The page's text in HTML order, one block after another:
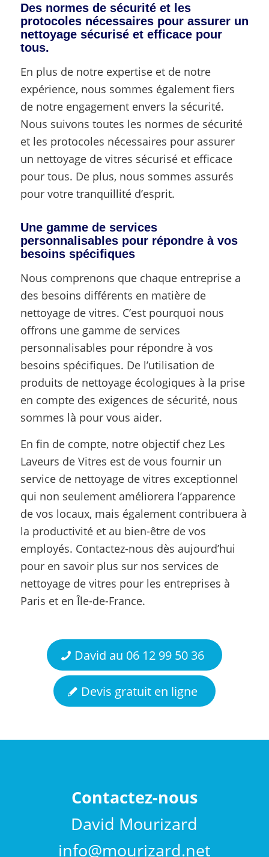
Des normes de sécurité et les
protocoles nécessaires pour assurer un
nettoyage sécurisé et efficace pour
tous.
En plus de notre expertise et de notre
expérience, nous sommes également fiers
de notre engagement envers la sécurité.
Nous suivons toutes les normes de sécurité
et les protocoles nécessaires pour assurer
un nettoyage de vitres sécurisé et efficace
pour tous. De plus, nous sommes assurés
pour votre tranquillité d’esprit.
Une gamme de services
personnalisables pour répondre à vos
besoins spécifiques
Nous comprenons que chaque entreprise a
des besoins différents en matière de
nettoyage de vitres. C’est pourquoi nous
offrons une gamme de services
personnalisables pour répondre à vos
besoins spécifiques. De l’utilisation de
produits de nettoyage écologiques à la prise
en compte des exigences de sécurité, nous
sommes là pour vous aider.
En fin de compte, notre objectif chez Les
Laveurs de Vitres est de vous fournir un
service de nettoyage de vitres exceptionnel
qui non seulement améliorera l’apparence
de vos locaux, mais également contribuera à
la productivité et au bien-être de vos
employés. Contactez-nous dès aujourd’hui
pour en savoir plus sur nos services de
nettoyage de vitres pour les entreprises à
Paris et en Île-de-France.
David au 06 12 99 50 36
Devis gratuit en ligne
Contactez-nous
David Mourizard
info@mourizard.net